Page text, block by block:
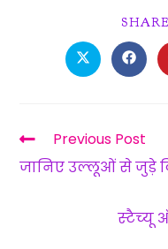
Previous Post
जान‍िए उल्‍लूओं से जुड़े
स्‍टैच्‍यू